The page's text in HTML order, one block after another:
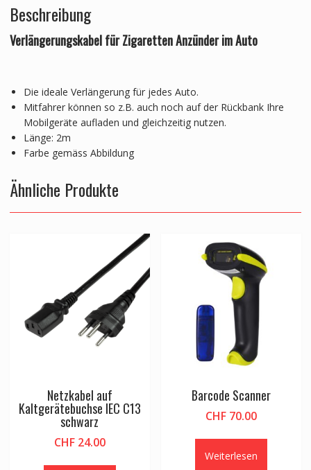
Beschreibung
Verlängerungskabel für Zigaretten Anzünder im Auto
Die ideale Verlängerung für jedes Auto.
Mitfahrer können so z.B. auch noch auf der Rückbank Ihre
Mobilgeräte aufladen und gleichzeitig nutzen.
Länge: 2m
Farbe gemäss Abbildung
Ähnliche Produkte
Netzkabel auf
Kaltgerätebuchse IEC C13
schwarz
CHF24.00
Barcode Scanner
CHF 70.00
Weiterlesen